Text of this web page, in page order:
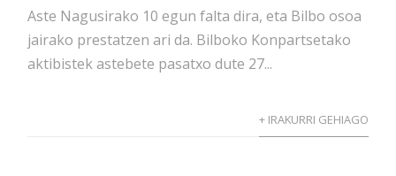
Aste Nagusirako 10 egun falta dira, eta Bilbo osoa
jairako prestatzen ari da. Bilboko Konpartsetako
aktibistek astebete pasatxo dute 27...
+ IRAKURRI GEHIAGO